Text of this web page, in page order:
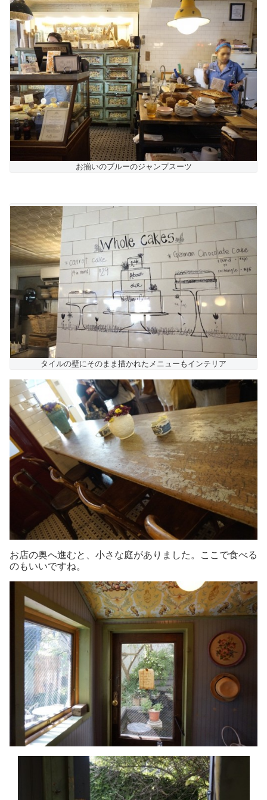
お揃いのブルーのジャンプスーツ
タイルの壁にそのまま描かれたメニューもインテリア
お店の奥へ進むと、小さな庭がありました。ここで食べる
のもいいですね。